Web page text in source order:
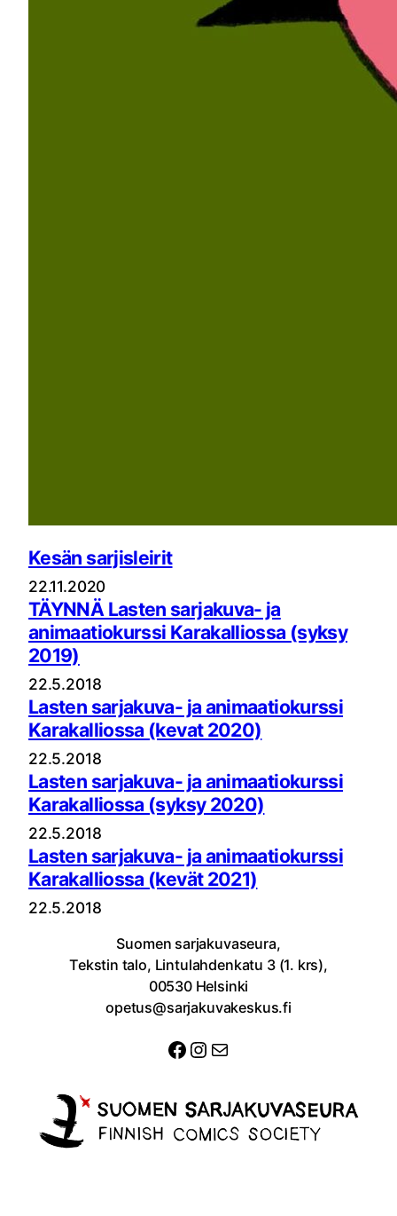
Kesän sarjisleirit
22.11.2020
TÄYNNÄ Lasten sarjakuva- ja
animaatiokurssi Karakalliossa (syksy
2019)
22.5.2018
Lasten sarjakuva- ja animaatiokurssi
Karakalliossa (kevat 2020)
22.5.2018
Lasten sarjakuva- ja animaatiokurssi
Karakalliossa (syksy 2020)
22.5.2018
Lasten sarjakuva- ja animaatiokurssi
Karakalliossa (kevät 2021)
22.5.2018
Suomen sarjakuvaseura,
Tekstin talo, Lintulahdenkatu 3 (1. krs),
00530 Helsinki
opetus@sarjakuvakeskus.fi
Facebook
Instagram
Sähköposti